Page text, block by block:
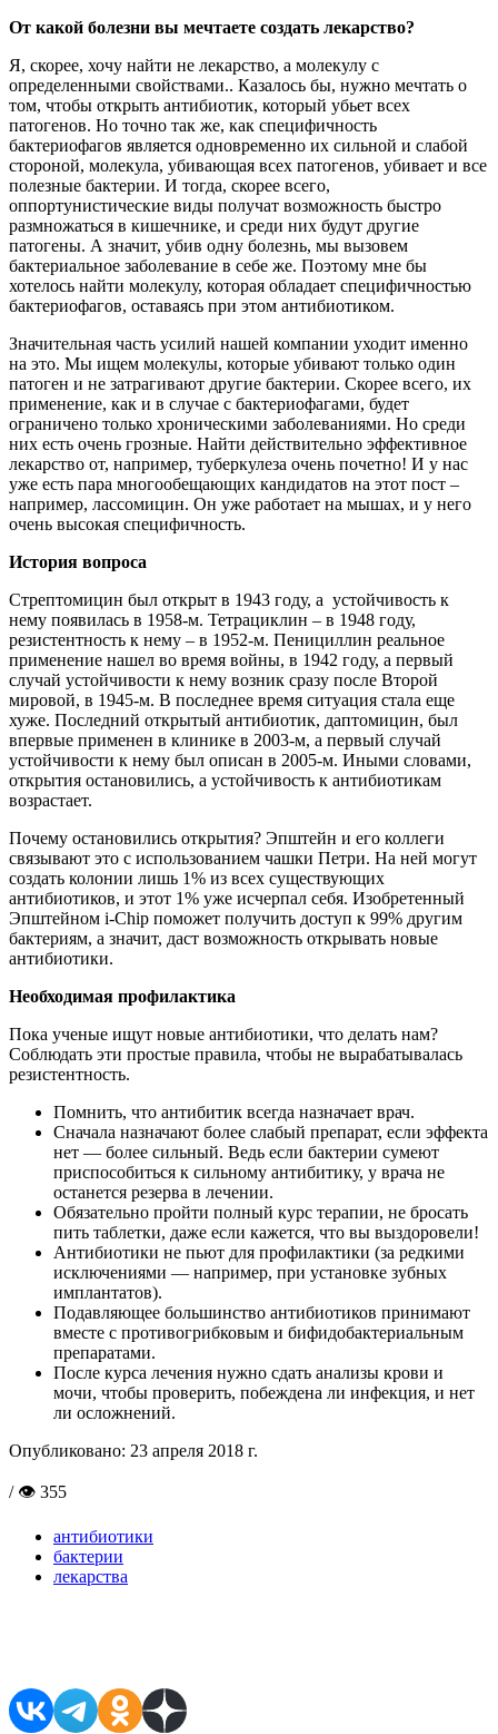
От какой болезни вы мечтаете создать лекарство?
Я, скорее, хочу найти не лекарство, а молекулу с
определенными свойствами.. Казалось бы, нужно мечтать о
том, чтобы открыть антибиотик, который убьет всех
патогенов. Но точно так же, как специфичность
бактериофагов является одновременно их сильной и слабой
стороной, молекула, убивающая всех патогенов, убивает и все
полезные бактерии. И тогда, скорее всего,
оппортунистические виды получат возможность быстро
размножаться в кишечнике, и среди них будут другие
патогены. А значит, убив одну болезнь, мы вызовем
бактериальное заболевание в себе же. Поэтому мне бы
хотелось найти молекулу, которая обладает специфичностью
бактериофагов, оставаясь при этом антибиотиком.
Значительная часть усилий нашей компании уходит именно
на это. Мы ищем молекулы, которые убивают только один
патоген и не затрагивают другие бактерии. Скорее всего, их
применение, как и в случае с бактериофагами, будет
ограничено только хроническими заболеваниями. Но среди
них есть очень грозные. Найти действительно эффективное
лекарство от, например, туберкулеза очень почетно! И у нас
уже есть пара многообещающих кандидатов на этот пост –
например, лассомицин. Он уже работает на мышах, и у него
очень высокая специфичность.
История вопроса
Стрептомицин был открыт в 1943 году, а устойчивость к
нему появилась в 1958-м. Тетрациклин – в 1948 году,
резистентность к нему – в 1952-м. Пенициллин реальное
применение нашел во время войны, в 1942 году, а первый
случай устойчивости к нему возник сразу после Второй
мировой, в 1945-м. В последнее время ситуация стала еще
хуже. Последний открытый антибиотик, даптомицин, был
впервые применен в клинике в 2003-м, а первый случай
устойчивости к нему был описан в 2005-м. Иными словами,
открытия остановились, а устойчивость к антибиотикам
возрастает.
Почему остановились открытия? Эпштейн и его коллеги
связывают это с использованием чашки Петри. На ней могут
создать колонии лишь 1% из всех существующих
антибиотиков, и этот 1% уже исчерпал себя. Изобретенный
Эпштейном i-Chip поможет получить доступ к 99% другим
бактериям, а значит, даст возможность открывать новые
антибиотики.
Необходимая профилактика
Пока ученые ищут новые антибиотики, что делать нам?
Соблюдать эти простые правила, чтобы не вырабатывалась
резистентность.
Помнить, что антибитик всегда назначает врач.
Сначала назначают более слабый препарат, если эффекта
нет — более сильный. Ведь если бактерии сумеют
приспособиться к сильному антибитику, у врача не
останется резерва в лечении.
Обязательно пройти полный курс терапии, не бросать
пить таблетки, даже если кажется, что вы выздоровели!
Антибиотики не пьют для профилактики (за редкими
исключениями — например, при установке зубных
имплантатов).
Подавляющее большинство антибиотиков принимают
вместе с противогрибковым и бифидобактериальным
препаратами.
После курса лечения нужно сдать анализы крови и
мочи, чтобы проверить, побеждена ли инфекция, и нет
ли осложнений.
Опубликовано: 23 апреля 2018 г.
/ 👁 355
антибиотики
бактерии
лекарства